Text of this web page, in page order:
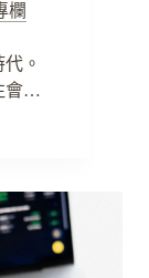
欄
。
會…